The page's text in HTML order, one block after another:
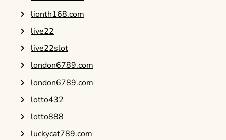
lionth168.com
live22
live22slot
london6789.com
london6789.com
lotto432
lotto888
luckycat789.com